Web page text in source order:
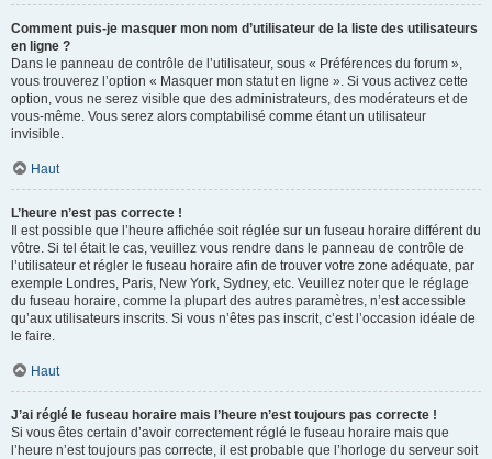
Comment puis-je masquer mon nom d’utilisateur de la liste des utilisateurs
en ligne ?
Dans le panneau de contrôle de l’utilisateur, sous « Préférences du forum »,
vous trouverez l’option « Masquer mon statut en ligne ». Si vous activez cette
option, vous ne serez visible que des administrateurs, des modérateurs et de
vous-même. Vous serez alors comptabilisé comme étant un utilisateur
invisible.
Haut
L’heure n’est pas correcte !
Il est possible que l’heure affichée soit réglée sur un fuseau horaire différent du
vôtre. Si tel était le cas, veuillez vous rendre dans le panneau de contrôle de
l’utilisateur et régler le fuseau horaire afin de trouver votre zone adéquate, par
exemple Londres, Paris, New York, Sydney, etc. Veuillez noter que le réglage
du fuseau horaire, comme la plupart des autres paramètres, n’est accessible
qu’aux utilisateurs inscrits. Si vous n’êtes pas inscrit, c’est l’occasion idéale de
le faire.
Haut
J’ai réglé le fuseau horaire mais l’heure n’est toujours pas correcte !
Si vous êtes certain d’avoir correctement réglé le fuseau horaire mais que
l’heure n’est toujours pas correcte, il est probable que l’horloge du serveur soit